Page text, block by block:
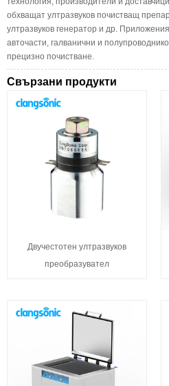
обхващат ултразвуков почистващ
ултразвуков генератор и др.
авточасти, галванични и
прецизно почистване.
Свързани продукти
Двучестотен ултразвуков
преобразувател